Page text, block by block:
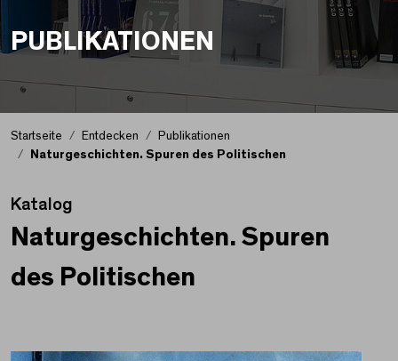
PUBLIKATIONEN
Startseite Entdecken
Publikationen
Naturgeschichten. Spuren des Politischen
Katalog
Naturgeschichten. Spuren
des Politischen